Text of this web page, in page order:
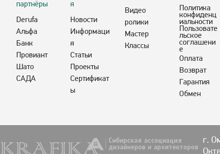
партнёры
Derufa
Альфа
Банк
Провиант
Шато
САДА
я
Новости
Информаци
я
Статьи
Проекты
Сертификат
ы
Видео
ролики
Мастер
Классы
Политика
конфиденц
иальности
Пользовате
льское
соглашени
е
Оплата
Возврат
Гарантия
Обмен
г.